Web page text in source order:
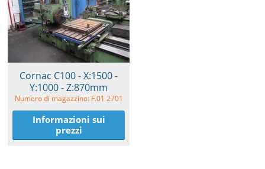
Cornac C100 - X:1500 -
Y:1000 - Z:870mm
Numero di magazzino: F.01 2701
Informazioni sui
prezzi